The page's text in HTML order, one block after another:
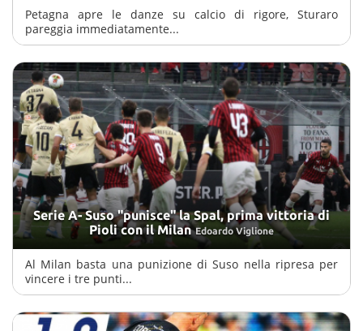
Petagna apre le danze su calcio di rigore, Sturaro
pareggia immediatamente...
Serie A- Suso "punisce" la Spal, prima vittoria di
Pioli con il Milan Edoardo Viglione
Al Milan basta una punizione di Suso nella ripresa per
vincere i tre punti...